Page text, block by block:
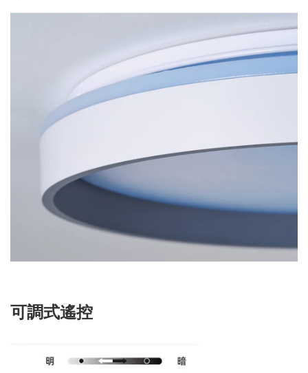
可調式遙控